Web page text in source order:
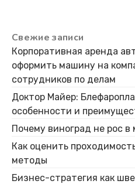
Свежие записи
Корпоративная аренда
оформить машину на
сотрудников по делам
Доктор Майер:
особенности и
Почему виноград не рос в
Как оценить
методы
Бизнес-стратегия как